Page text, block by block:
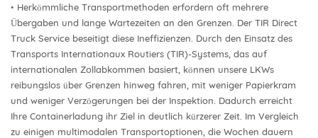
• Herkömmliche Transportmethoden erfordern oft mehrere
Übergaben und lange Wartezeiten an den Grenzen. Der TIR Direct
Truck Service beseitigt diese Ineffizienzen. Durch den Einsatz des
Transports Internationaux Routiers (TIR)-Systems, das auf
internationalen Zollabkommen basiert, können unsere LKWs
reibungslos über Grenzen hinweg fahren, mit weniger Papierkram
und weniger Verzögerungen bei der Inspektion. Dadurch erreicht
Ihre Containerladung ihr Ziel in deutlich kürzerer Zeit. Im Vergleich
zu einigen multimodalen Transportoptionen, die Wochen dauern